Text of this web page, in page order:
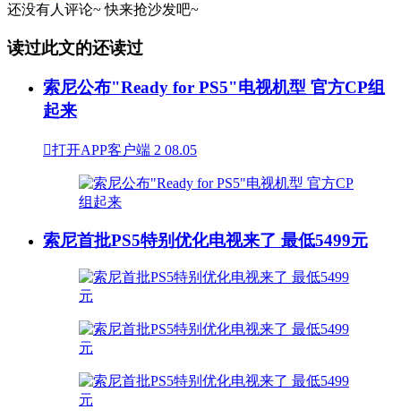
还没有人评论~ 快来抢沙发吧~
读过此文的还读过
索尼公布"Ready for PS5"电视机型 官方CP组
起来
打开APP客户端 2 08.05
索尼首批PS5特别优化电视来了 最低5499元